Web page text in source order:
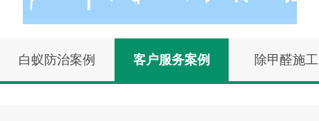
白蚁防治案例 客户服务案例 除甲醛施工